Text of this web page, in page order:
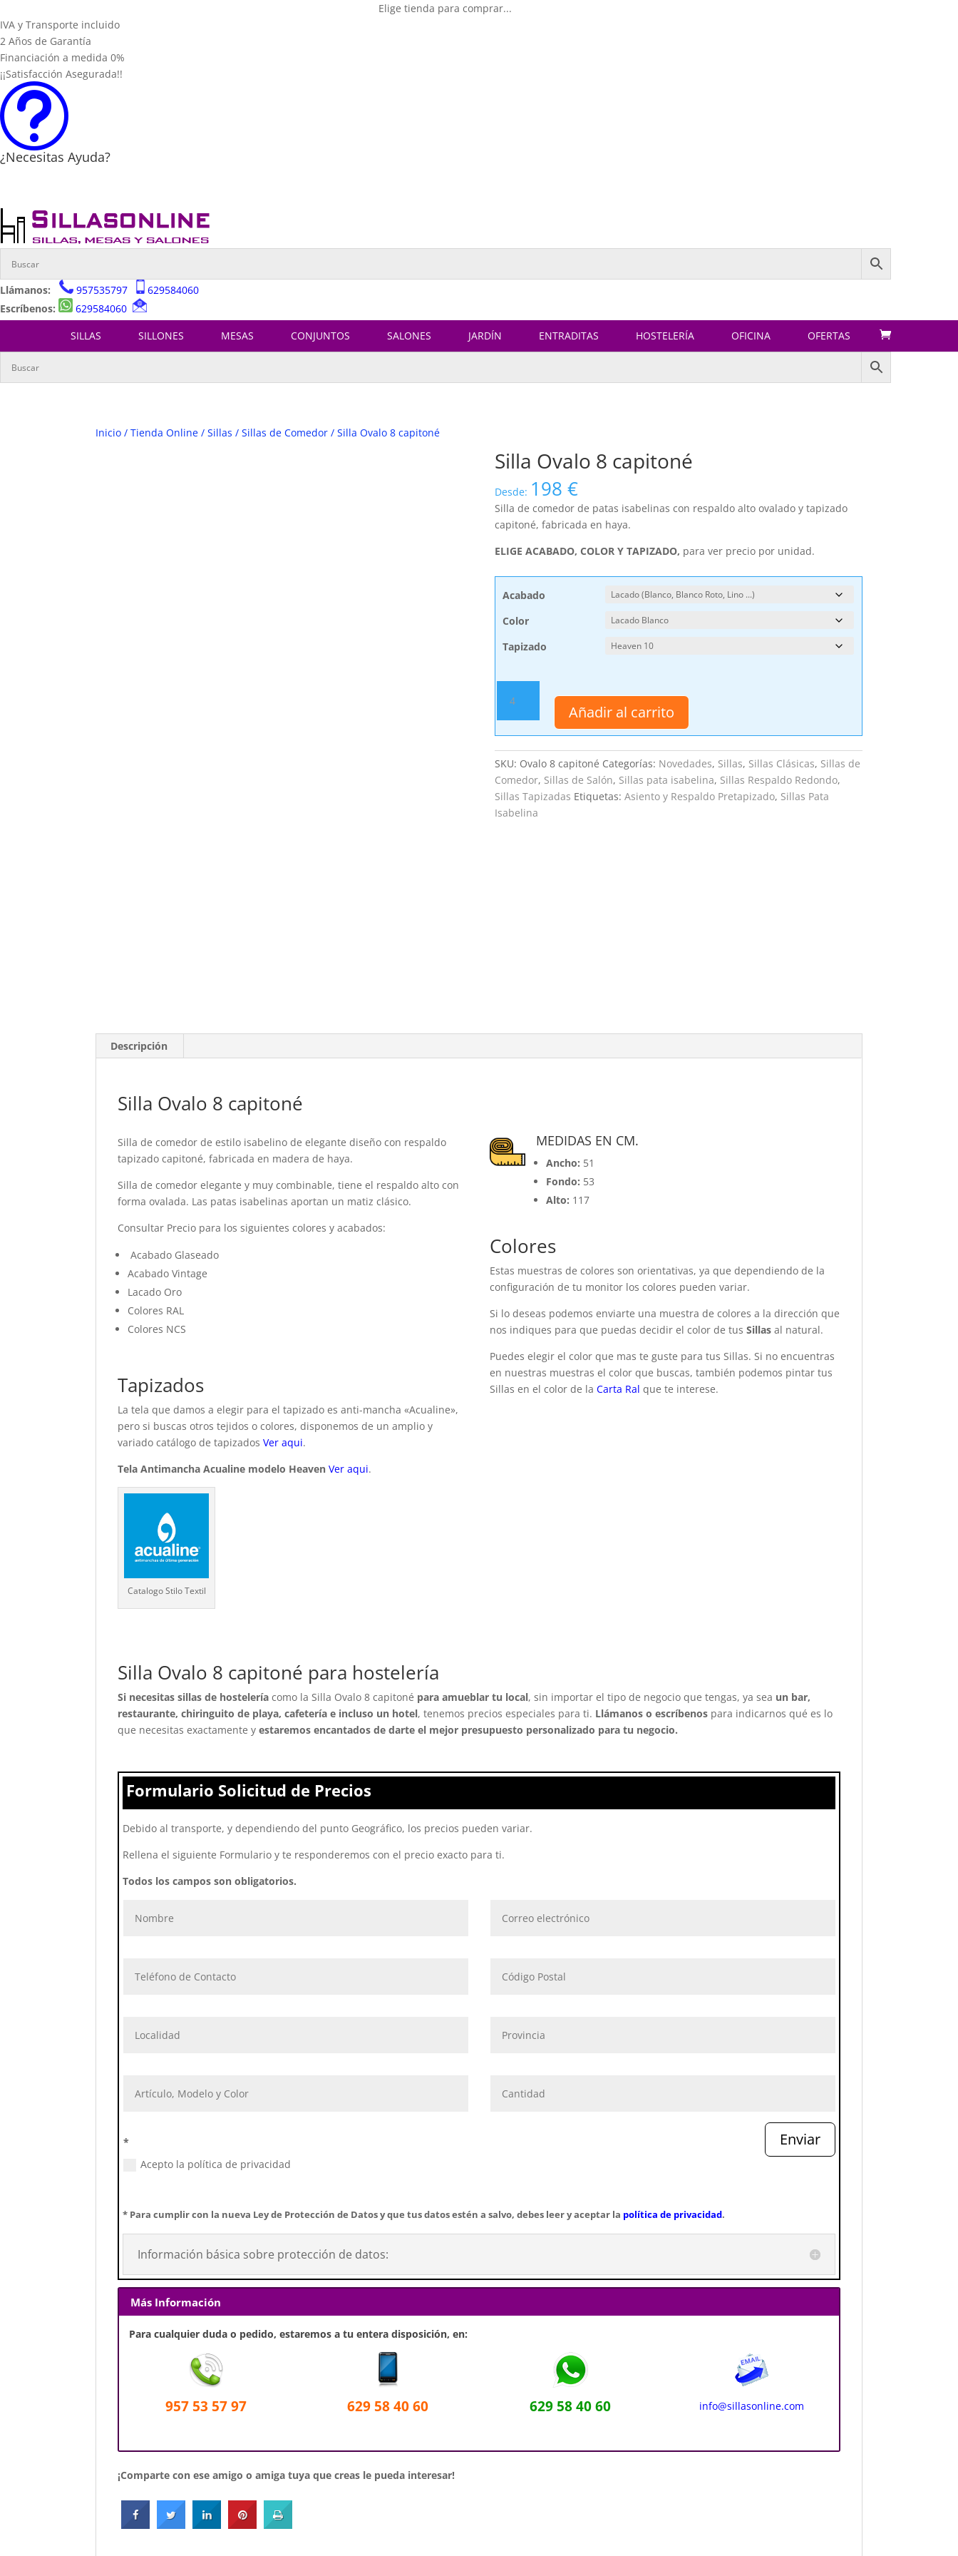
Elige tienda para comprar...
IVA y Transporte incluido
2 Años de Garantía
Financiación a medida 0%
¡¡Satisfacción Asegurada!!
t
¿Necesitas Ayuda?
Llámanos: 957535797
629584060
Escríbenos:
629584060
SILLAS SILLONES MESAS CONJUNTOS SALONES JARDÍN ENTRADITAS HOSTELERÍA OFICINA OFERTAS
Inicio /Tienda Online /Sillas /Sillas de Comedor / Silla Ovalo 8 capitoné
Silla Ovalo 8 capitoné
Desde: 198 €
Silla de comedor de patas isabelinas con respaldo alto ovalado y tapizado
capitoné, fabricada en haya.
ELIGE ACABADO, COLOR Y TAPIZADO, para ver precio por unidad.
Acabado
Color
Tapizado
Ovalo
8
capitoné
cantidad
Añadir al carrito
SKU: Ovalo 8 capitoné Categorías: Novedades, Sillas, Sillas Clásicas, Sillas de
Comedor, Sillas de Salón, Sillas pata isabelina, Sillas Respaldo Redondo,
Sillas Tapizadas Etiquetas: Asiento y Respaldo Pretapizado, Sillas Pata
Isabelina
Descripción
Silla Ovalo 8 capitoné
Silla de comedor de estilo isabelino de elegante diseño con respaldo
tapizado capitoné, fabricada en madera de haya.
Silla de comedor elegante y muy combinable, tiene el respaldo alto con
forma ovalada. Las patas isabelinas aportan un matiz clásico.
Consultar Precio para los siguientes colores y acabados:
Acabado Glaseado
Acabado Vintage
Lacado Oro
Colores RAL
Colores NCS
Tapizados
La tela que damos a elegir para el tapizado es anti-mancha «Acualine»,
pero si buscas otros tejidos o colores, disponemos de un amplio y
variado catálogo de tapizadosVer aqui.
Tela Antimancha Acualine modelo HeavenVer aqui.
Catalogo Stilo Textil
MEDIDAS EN CM.
Ancho: 51
Fondo: 53
Alto: 117
Colores
Estas muestras de colores son orientativas, ya que dependiendo de la
configuración de tu monitor los colores pueden variar.
Si lo deseas podemos enviarte una muestra de colores a la dirección que
nos indiques para que puedas decidir el color de tusSillasal natural.
Puedes elegir el color que mas te guste para tus Sillas. Si no encuentras
en nuestras muestras el color que buscas, también podemos pintar tus
Sillas en el color de laCarta Ral que te interese.
Silla Ovalo 8 capitoné para hostelería
Si necesitas sillas de hostelería como la Silla Ovalo 8 capitoné para amueblar tu local, sin importar el tipo de negocio que tengas, ya sea un bar,
restaurante, chiringuito de playa, cafetería e incluso un hotel, tenemos precios especiales para ti. Llámanos o escríbenos para indicarnos qué es lo
que necesitas exactamente yestaremos encantados de darte el mejor presupuesto personalizado para tu negocio.
Formulario Solicitud de Precios
Debido al transporte, y dependiendo del punto Geográfico, los precios pueden variar.
Rellena el siguiente Formulario y te responderemos con el precio exacto para ti.
Todos los campos son obligatorios.
*
Acepto la política de privacidad
Enviar
* Para cumplir con la nueva Ley de Protección de Datos y que tus datos estén a salvo, debes leer y aceptar la política de privacidad.
Información básica sobre protección de datos:
Más Información
Para cualquier duda o pedido, estaremos a tu entera disposición, en:
957 53 57 97 629 58 40 60 629 58 40 60 info@sillasonline.com
¡Comparte con ese amigo o amiga tuya que creas le pueda interesar!